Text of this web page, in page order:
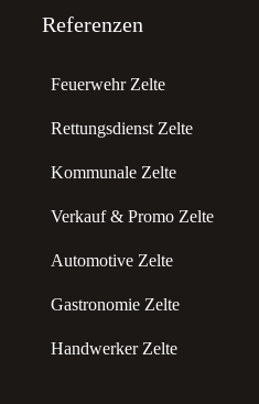
Referenzen
Feuerwehr Zelte
Rettungsdienst Zelte
Kommunale Zelte
Verkauf & Promo Zelte
Automotive Zelte
Gastronomie Zelte
Handwerker Zelte